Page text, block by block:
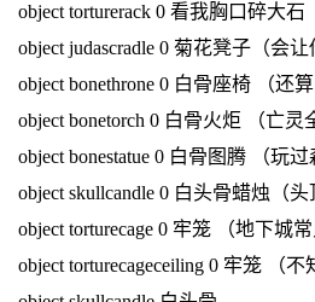
object torturerack 0 看我胸口碎大石
object judascradle 0 菊花凳子（会
object bonethrone 0 白骨座椅 （还
object bonetorch 0 白骨火炬 （亡灵
object bonestatue 0 白骨图腾 （玩过
object skullcandle 0 白头骨蜡烛（头
object torturecage 0 牢笼 （地下城常
object torturecageceiling 0 牢笼 （不